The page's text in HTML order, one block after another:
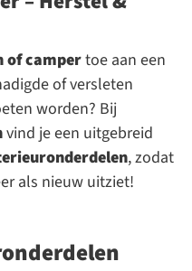
of campertoe aan een
of versleten
worden? Bij
vind je een uitgebreid
, zodat
als nieuw uitziet!